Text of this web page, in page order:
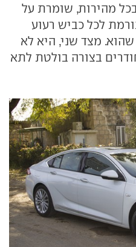
מהירות, שומרת על
לכל כביש רעוע
מצד שני, היא לא
בצורה בולטת לתא